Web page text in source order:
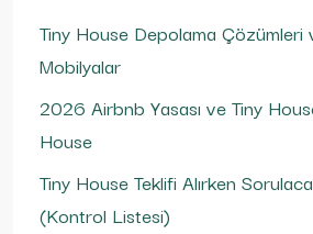
Tiny House Depolama Çözümleri
Mobilyalar
2026 Airbnb Yasası ve Tiny
House
Tiny House Teklifi Alırken
(Kontrol Listesi)